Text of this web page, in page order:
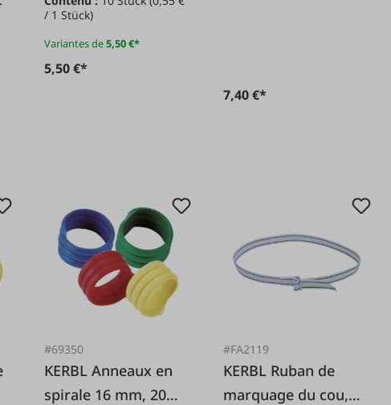
/ 1 Stück)
Variantes de5,50 €*
5,50 €*
7,40 €*
#69350
KERBL Anneaux en
spirale 16 mm, 20
#FA2119
KERBL Ruban de
marquage du cou,